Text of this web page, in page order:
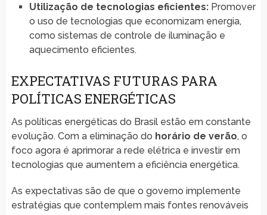
Utilização de tecnologias eficientes:Promover
o uso de tecnologias que economizam energia,
como sistemas de controle de iluminação e
aquecimento eficientes.
EXPECTATIVAS FUTURAS PARA
POLÍTICAS ENERGÉTICAS
As políticas energéticas do Brasil estão em constante
evolução. Com a eliminação do horário de verão, o
foco agora é aprimorar a rede elétrica e investir em
tecnologias que aumentem a eficiência energética.
As expectativas são de que o governo implemente
estratégias que contemplem mais fontes renováveis